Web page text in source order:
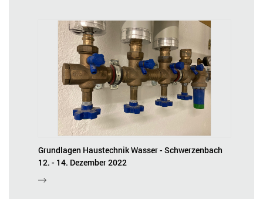
Grundlagen Haustechnik Wasser - Schwerzenbach
12. - 14. Dezember 2022